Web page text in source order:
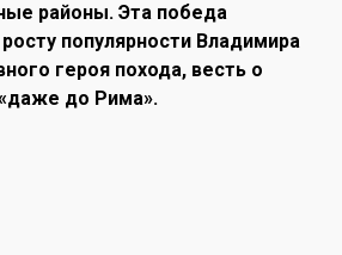
районы. Эта победа
популярности Владимира
героя похода, весть о
до Рима».